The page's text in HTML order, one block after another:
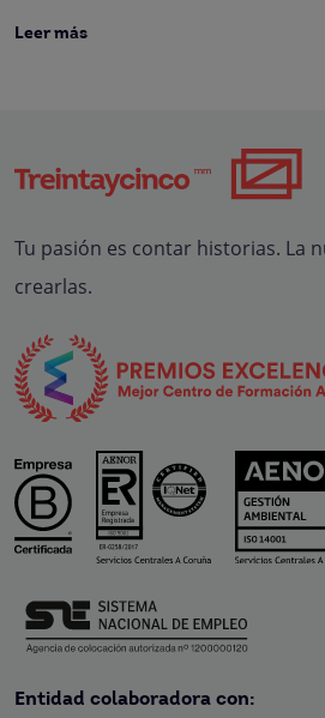
Leer más
Tu pasión es contar historias. La
crearlas.
Entidad colaboradora con: